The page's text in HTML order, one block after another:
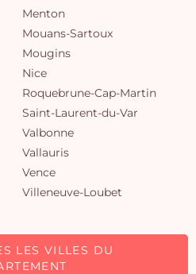
Menton
Mouans-Sartoux
Mougins
Nice
Roquebrune-Cap-Martin
Saint-Laurent-du-Var
Valbonne
Vallauris
Vence
Villeneuve-Loubet
LES VILLES DU